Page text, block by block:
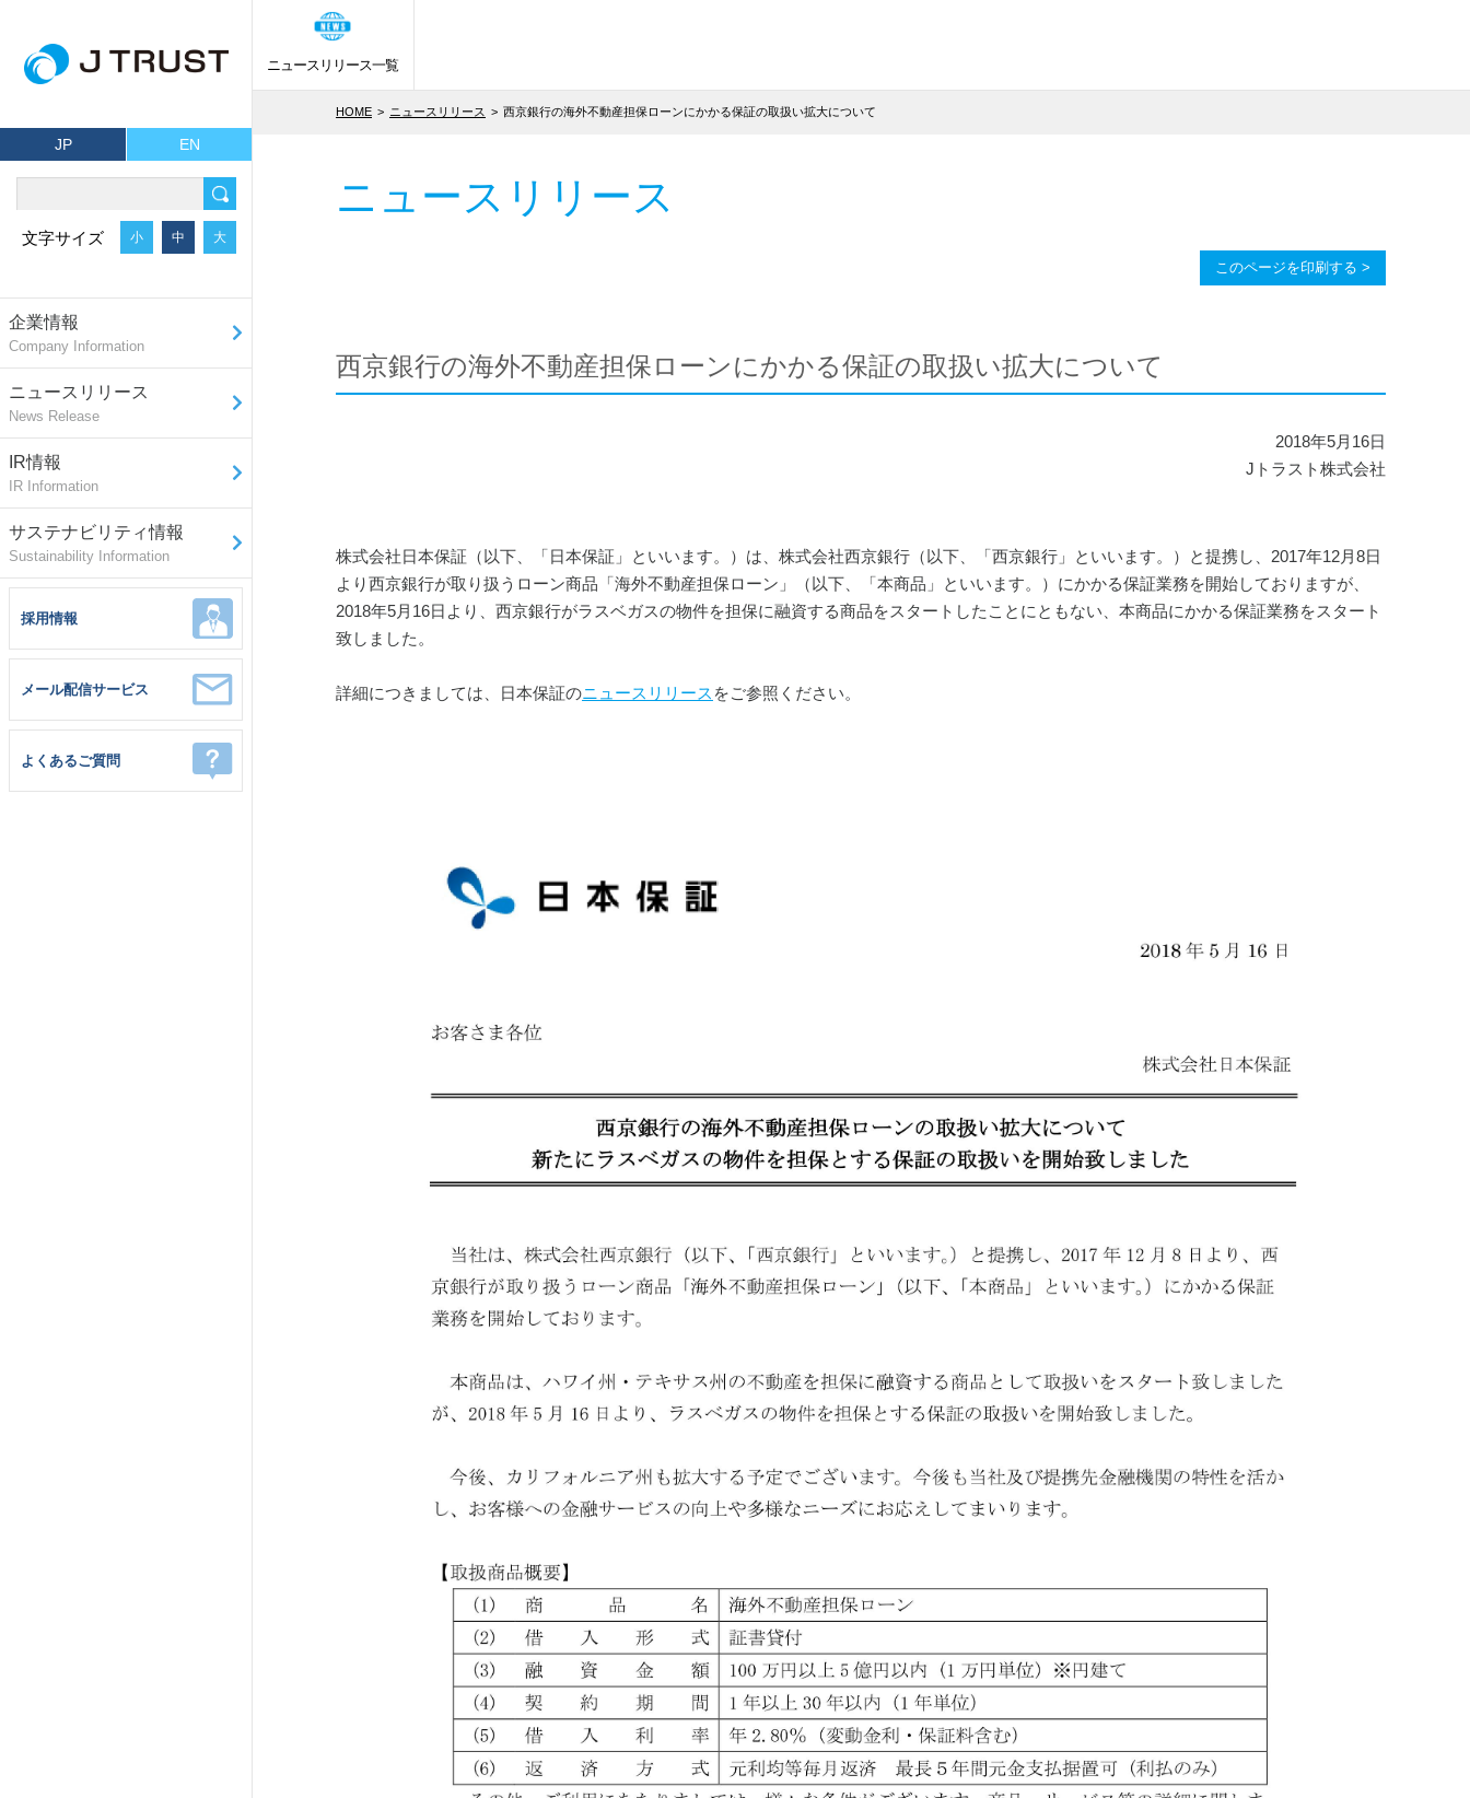
JP EN
文字サイズ 小 中 大
企業情報
Company Information
ニュースリリース
News Release
IR情報
IR Information
サステナビリティ情報
Sustainability Information
採用情報
メール配信サービス
よくあるご質問
ニュースリリース一覧
HOME ニュースリリース 西京銀行の海外不動産担保ローンにかかる保証の取扱い拡大について
ニュースリリース
このページを印刷する >
西京銀行の海外不動産担保ローンにかかる保証の取扱い拡大について
2018年5月16日
Jトラスト株式会社
株式会社日本保証（以下、「日本保証」といいます。）は、株式会社西京銀行（以下、「西京銀行」といいます。）と提携し、2017年12月8日
より西京銀行が取り扱うローン商品「海外不動産担保ローン」（以下、「本商品」といいます。）にかかる保証業務を開始しておりますが、
2018年5月16日より、西京銀行がラスベガスの物件を担保に融資する商品をスタートしたことにともない、本商品にかかる保証業務をスタート
致しました。
詳細につきましては、日本保証のニュースリリース をご参照ください。